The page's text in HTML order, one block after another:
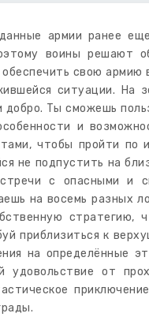
армии ранее
воины решают
свою
ситуации. На
Ты сможешь
и
чтобы пройти по
не подпустить на
с опасными и
на восемь разных
приблизиться к
на определённые
удовольствие от